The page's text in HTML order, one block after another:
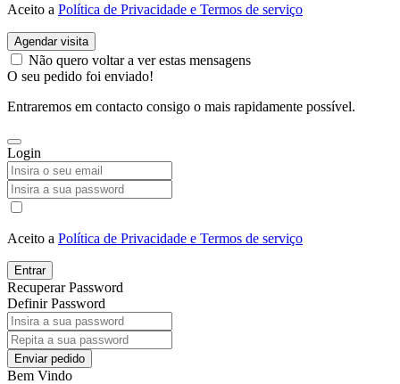
Aceito a Política de Privacidade e Termos de serviço
Agendar visita
Não quero voltar a ver estas mensagens
O seu pedido foi enviado!
Entraremos em contacto consigo o mais rapidamente possível.
Login
Aceito a Política de Privacidade e Termos de serviço
Entrar
Recuperar Password
Definir Password
Enviar pedido
Bem Vindo